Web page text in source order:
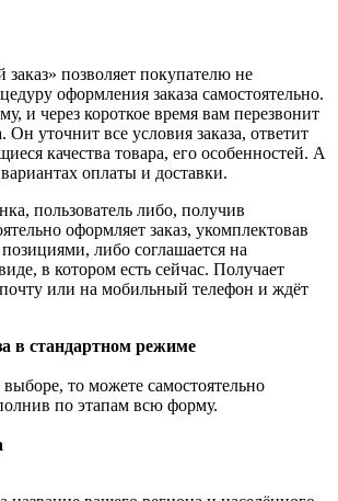
позволяет покупателю не
оформления заказа самостоятельно.
и через короткое время вам перезвонит
Он уточнит все условия заказа, ответит
качества товара, его особенностей. А
оплаты и доставки.
пользователь либо, получив
оформляет заказ, укомплектовав
либо соглашается на
в котором есть сейчас. Получает
или на мобильный телефон и ждёт
в стандартном режиме
то можете самостоятельно
по этапам всю форму.